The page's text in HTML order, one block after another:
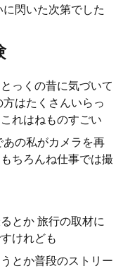
閃いた次第でした
っくの昔に気づいて
はたくさんいらっ
れはねものすごい
の私がカメラを再
ちろんね仕事では撮
とか 旅行の取材に
けれども
とか普段のストリー